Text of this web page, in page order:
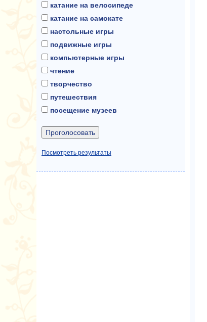
катание на велосипеде
катание на самокате
настольные игры
подвижные игры
компьютерные игры
чтение
творчество
путешествия
посещение музеев
Посмотреть результаты